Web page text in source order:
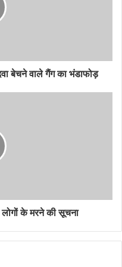
बेचने वाले गैंग का भंडाफोड़
के मरने की सूचना